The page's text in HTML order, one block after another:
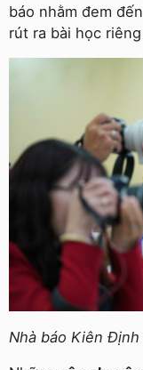
báo nhằm đem
rút ra bài học
Nhà báo Kiên